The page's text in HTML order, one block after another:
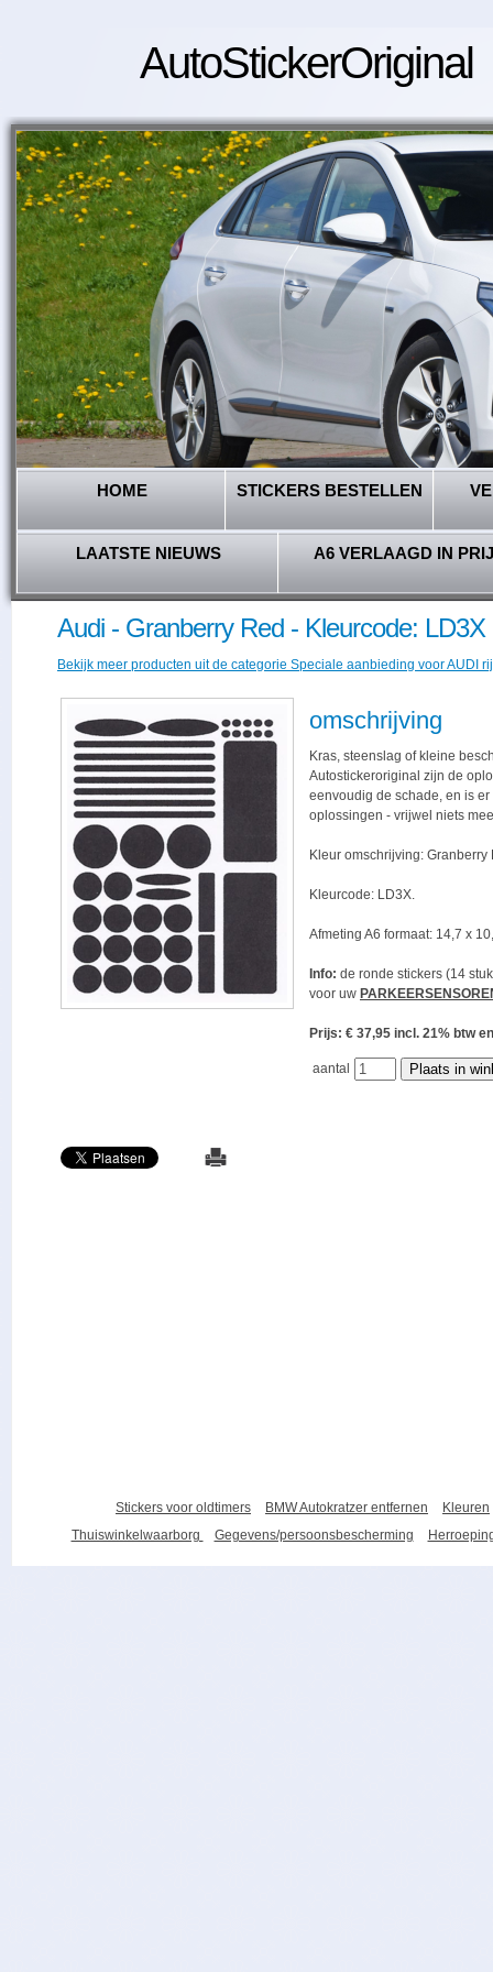
AutoStickerOriginal
HOME STICKERS BESTELLEN
LAATSTE NIEUWS A6 VERLAAGD IN
Audi - Granberry Red - Kleurcode: LD3X
Bekijk meer producten uit de categorie Speciale aanbieding voor AUDI
omschrijving
Kras, steenslag of kleine
Autostickeroriginal zijn de
eenvoudig de schade, en is
oplossingen - vrijwel niets
Kleur omschrijving: Granberry
Kleurcode: LD3X.
Afmeting A6 formaat: 14,7 x
Info: de ronde stickers (14
voor uw
Prijs: € 37,95 incl. 21% btw
aantal
Stickers voor oldtimers BMW Autokratzer entfernen
Kleuren
Thuiswinkelwaarborg
Gegevens/persoonsbescherming